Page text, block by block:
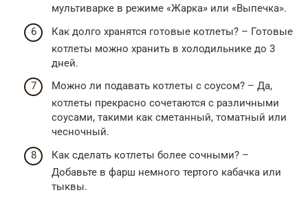
мультиварке в режиме «Жарка» или «Выпечка».
Как долго хранятся готовые котлеты? – Готовые
котлеты можно хранить в холодильнике до 3
дней.
Можно ли подавать котлеты с соусом? – Да,
котлеты прекрасно сочетаются с различными
соусами, такими как сметанный, томатный или
чесночный.
Как сделать котлеты более сочными? –
Добавьте в фарш немного тертого кабачка или
тыквы.